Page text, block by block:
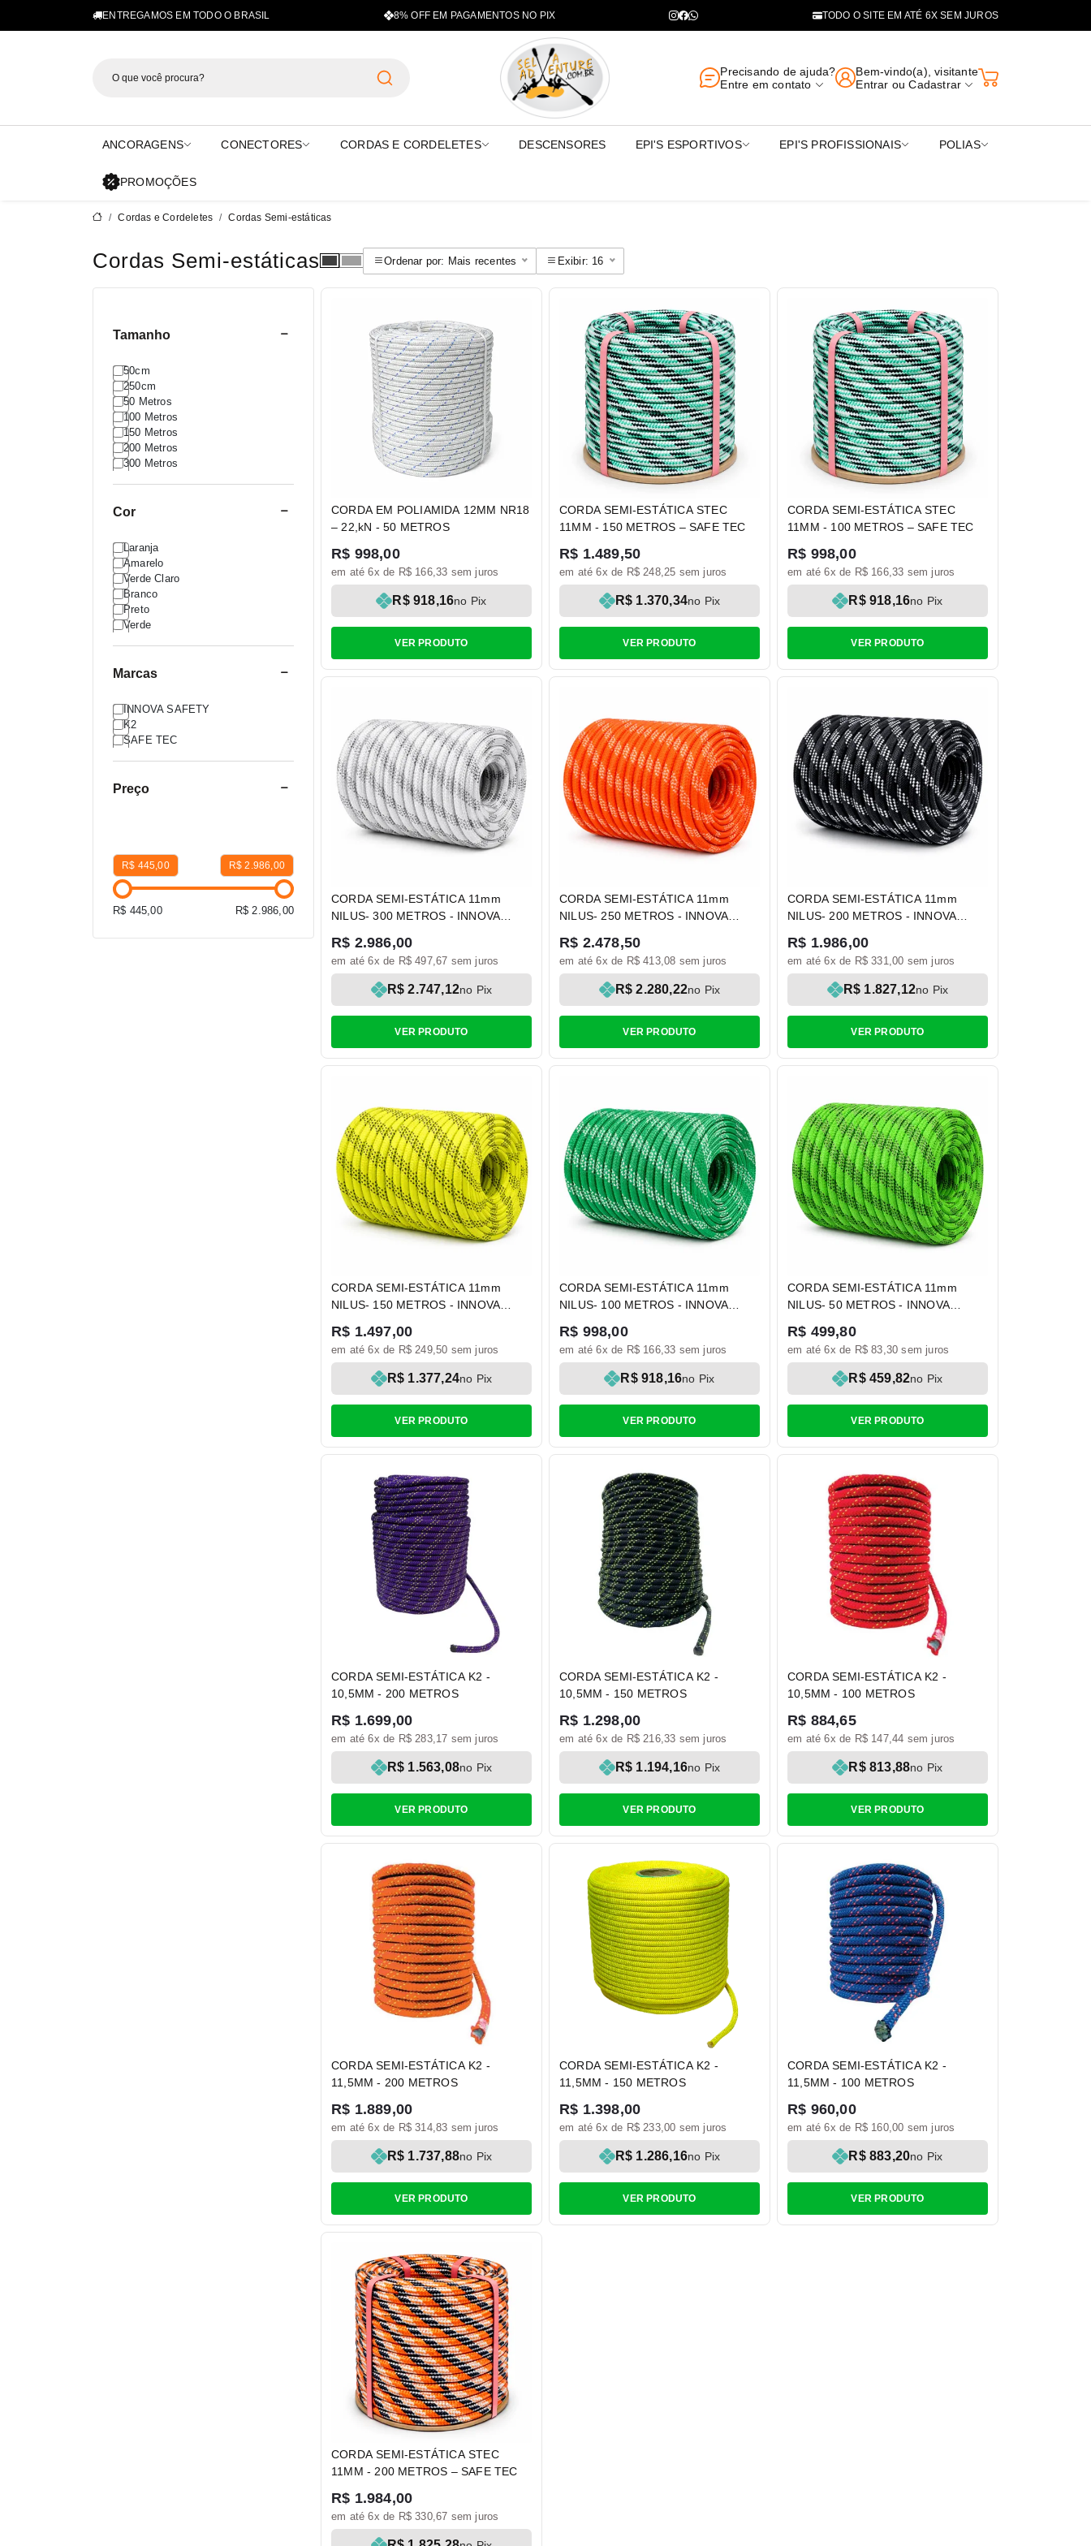
ENTREGAMOS EM TODO O BRASIL 8% OFF EM PAGAMENTOS NO PIX TODO O SITE EM ATÉ 6X SEM JUROS
Precisando de ajuda?
Entre em contato
Bem-vindo(a), visitante
Entrar ouCadastrar
ANCORAGENS CONECTORES CORDAS E CORDELETES DESCENSORES EPI'S ESPORTIVOS EPI'S PROFISSIONAIS POLIAS
PROMOÇÕES
Cordas e Cordeletes Cordas Semi-estáticas
Cordas Semi-estáticas Ordenar por: Mais recentes Exibir: 16
Tamanho
50cm
250cm
50 Metros
100 Metros
150 Metros
200 Metros
300 Metros
Cor
Laranja
Amarelo
Verde Claro
Branco
Preto
Verde
Marcas
INNOVA SAFETY
K2
SAFE TEC
Preço
R$ 445,00 R$ 2.986,00
R$ 445,00 R$ 2.986,00
CORDA EM POLIAMIDA 12MM NR18
– 22,kN - 50 METROS
R$ 998,00
R$ 918,16no Pix
em até 6x de R$ 166,33 sem juros
VER PRODUTO
CORDA SEMI-ESTÁTICA STEC
11MM - 150 METROS – SAFE TEC
R$ 1.489,50
R$ 1.370,34no Pix
em até 6x de R$ 248,25 sem juros
VER PRODUTO
CORDA SEMI-ESTÁTICA STEC
11MM - 100 METROS – SAFE TEC
R$ 998,00
R$ 918,16no Pix
em até 6x de R$ 166,33 sem juros
VER PRODUTO
CORDA SEMI-ESTÁTICA 11mm
NILUS- 300 METROS - INNOVA
R$ 2.986,00
R$ 2.747,12no Pix
em até 6x de R$ 497,67 sem juros
VER PRODUTO
CORDA SEMI-ESTÁTICA 11mm
NILUS- 250 METROS - INNOVA
R$ 2.478,50
R$ 2.280,22no Pix
em até 6x de R$ 413,08 sem juros
VER PRODUTO
CORDA SEMI-ESTÁTICA 11mm
NILUS- 200 METROS - INNOVA
R$ 1.986,00
R$ 1.827,12no Pix
em até 6x de R$ 331,00 sem juros
VER PRODUTO
CORDA SEMI-ESTÁTICA 11mm
NILUS- 150 METROS - INNOVA
R$ 1.497,00
R$ 1.377,24no Pix
em até 6x de R$ 249,50 sem juros
VER PRODUTO
CORDA SEMI-ESTÁTICA 11mm
NILUS- 100 METROS - INNOVA
R$ 998,00
R$ 918,16no Pix
em até 6x de R$ 166,33 sem juros
VER PRODUTO
CORDA SEMI-ESTÁTICA 11mm
NILUS- 50 METROS - INNOVA
R$ 499,80
R$ 459,82no Pix
em até 6x de R$ 83,30 sem juros
VER PRODUTO
CORDA SEMI-ESTÁTICA K2 -
10,5MM - 200 METROS
R$ 1.699,00
R$ 1.563,08no Pix
em até 6x de R$ 283,17 sem juros
VER PRODUTO
CORDA SEMI-ESTÁTICA K2 -
10,5MM - 150 METROS
R$ 1.298,00
R$ 1.194,16no Pix
em até 6x de R$ 216,33 sem juros
VER PRODUTO
CORDA SEMI-ESTÁTICA K2 -
10,5MM - 100 METROS
R$ 884,65
R$ 813,88no Pix
em até 6x de R$ 147,44 sem juros
VER PRODUTO
CORDA SEMI-ESTÁTICA K2 -
11,5MM - 200 METROS
R$ 1.889,00
R$ 1.737,88no Pix
em até 6x de R$ 314,83 sem juros
VER PRODUTO
CORDA SEMI-ESTÁTICA K2 -
11,5MM - 150 METROS
R$ 1.398,00
R$ 1.286,16no Pix
em até 6x de R$ 233,00 sem juros
VER PRODUTO
CORDA SEMI-ESTÁTICA K2 -
11,5MM - 100 METROS
R$ 960,00
R$ 883,20no Pix
em até 6x de R$ 160,00 sem juros
VER PRODUTO
CORDA SEMI-ESTÁTICA STEC
11MM - 200 METROS – SAFE TEC
R$ 1.984,00
em até 6x de R$ 330,67 sem juros